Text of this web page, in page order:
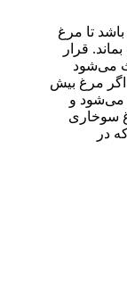
تا مرغ
قرار
می‌شود
مرغ بیش
می‌شود و
سوخاری
در